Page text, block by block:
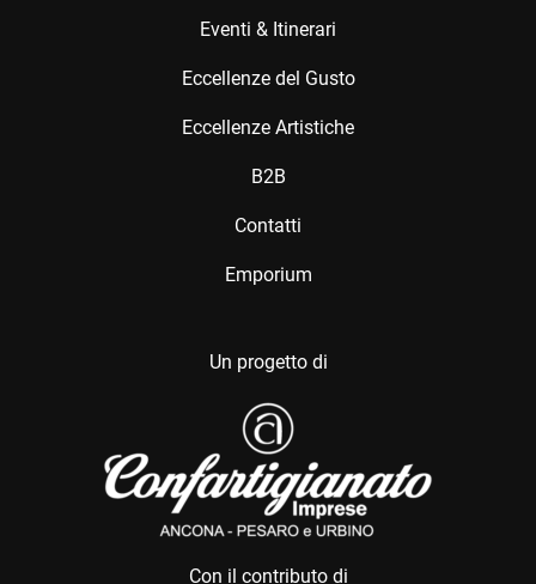
Eventi & Itinerari
Eccellenze del Gusto
Eccellenze Artistiche
B2B
Contatti
Emporium
Un progetto di
Con il contributo di